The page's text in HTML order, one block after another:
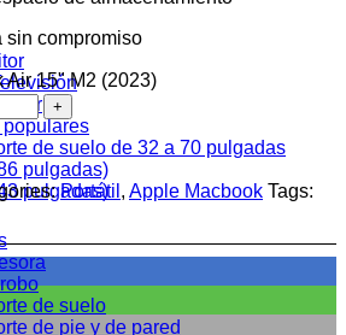
de suelo de 32 a 70 pulgadas
pulgadas)
pulgadas)
de suelo
de pie y de pared
sin compromiso
Air 15" M2 (2023)
Portátil , Apple Macbook Tags: